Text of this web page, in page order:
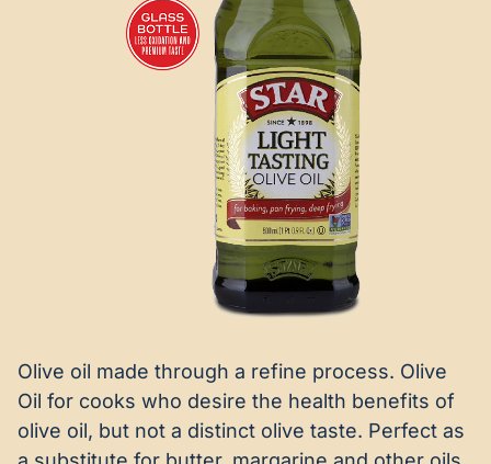
Olive oil made through a refine process. Olive
Oil for cooks who desire the health benefits of
olive oil, but not a distinct olive taste. Perfect as